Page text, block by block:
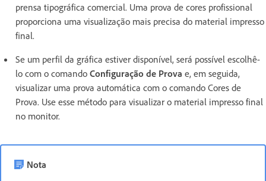
prensa tipográfica comercial. Uma prova de cores profissional
proporciona uma visualização mais precisa do material impresso
final.
Se um perfil da gráfica estiver disponível, será possível escolhê-
lo com o comando Configuração de Prova e, em seguida,
visualizar uma prova automática com o comando Cores de
Prova. Use esse método para visualizar o material impresso final
no monitor.
Nota